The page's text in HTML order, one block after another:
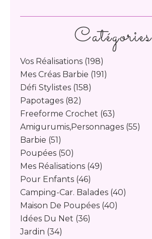
Catégories
Vos Réalisations (198)
Mes Créas Barbie (191)
Défi Stylistes (158)
Papotages (82)
Freeforme Crochet (63)
Amigurumis,personnages (55)
Barbie (51)
Poupées (50)
Mes Réalisations (49)
Pour Enfants (46)
Camping-Car. Balades (40)
Maison De Poupées (40)
Idées Du Net (36)
Jardin (34)